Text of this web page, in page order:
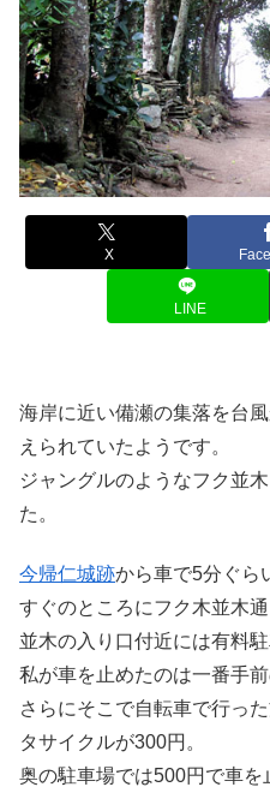
X
LINE
海岸に近い備瀬の集落を台
えられていたようです。
ジャングルのようなフク並
た。
今帰仁城跡から車で5分ぐら
すぐのところにフク木並木通
並木の入り口付近には有料
私が車を止めたのは一番手
さらにそこで自転車で行っ
タサイクルが300円。
奥の駐車場では500円で車